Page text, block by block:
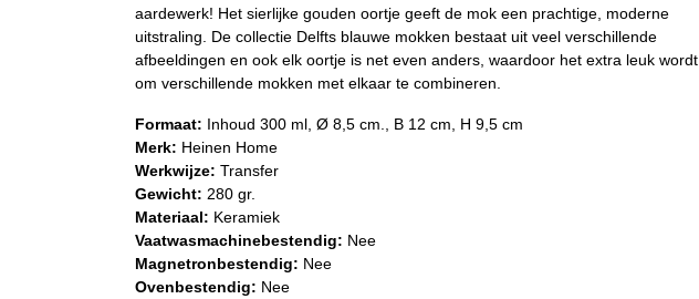
aardewerk! Het sierlijke gouden oortje geeft de mok een prachtige, moderne
uitstraling. De collectie Delfts blauwe mokken bestaat uit veel verschillende
afbeeldingen en ook elk oortje is net even anders, waardoor het extra leuk wordt
om verschillende mokken met elkaar te combineren.
Formaat: Inhoud 300 ml, Ø 8,5 cm., B 12 cm, H 9,5 cm
Merk: Heinen Home
Werkwijze: Transfer
Gewicht: 280 gr.
Materiaal: Keramiek
Vaatwasmachinebestendig: Nee
Magnetronbestendig: Nee
Ovenbestendig: Nee